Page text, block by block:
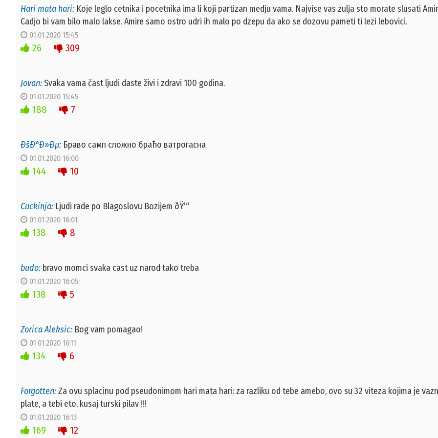
Hari mata hari: Koje leglo cetnika i pocetnika ima li koji partizan medju vama. Najvise vas zulja sto morate slusati
Cadjo bi vam bilo malo lakse. Amire samo ostro udri ih malo po dzepu da ako se dozovu pameti ti lezi lebovici.
01.01.2020 15:45
26 309
Jovan:Svaka vama čast ljudi daste živi i zdravi 100 godina.
01.01.2020 15:45
188 7
ÐšÐ°Ð»Ðµ: Браво самп сложно браћо ватрогасна
01.01.2020 16:00
144 10
Cuckinja: Ljudi rade po Blagoslovu Bozijem ðŸ’“
01.01.2020 16:01
138 8
budo: bravo momci svaka cast uz narod tako treba
01.01.2020 16:05
138 5
Zorica Aleksic: Bog vam pomagao!
01.01.2020 16:11
134 6
Forgotten:Za ovu splacinu pod pseudonimom hari mata hari: za razliku od tebe amebo, ovo su 32 viteza kojima je
plate, a tebi eto, kusaj turski pilav !!!
01.01.2020 16:13
169 12